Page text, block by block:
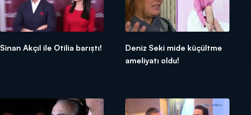
Sinan Akçıl ile Otilia barıştı!
Deniz Seki mide küçültme
ameliyatı oldu!